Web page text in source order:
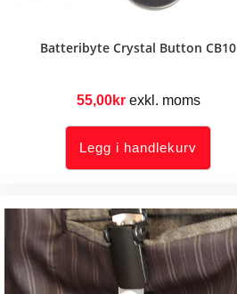
Batteribyte Crystal Button CB10
55,00kr exkl. moms
Legg i handlekurv